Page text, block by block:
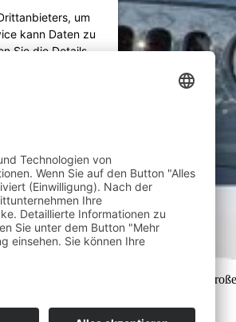
um
kann Daten zu
Sie die Details
Platform
und verfügen seit jeher über eine